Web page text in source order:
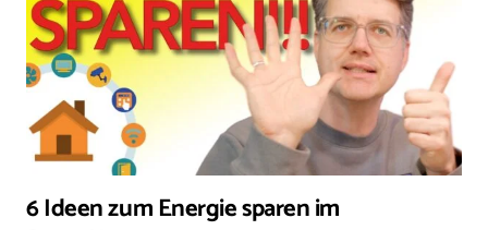
6 Ideen zum Energie sparen im